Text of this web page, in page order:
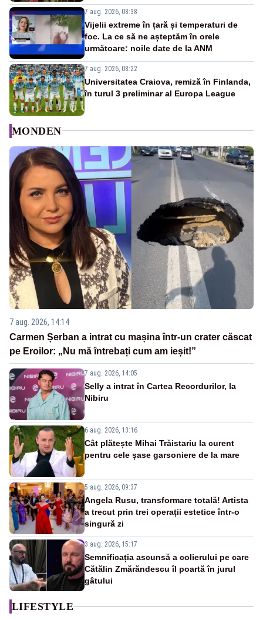
7 aug. 2026, 08:38
Vijelii extreme în țară și temperaturi de
foc. La ce să ne așteptăm în orele
următoare: noile date de la ANM
7 aug. 2026, 08:22
Universitatea Craiova, remiză în Finlanda,
în turul 3 preliminar al Europa League
MONDEN
7 aug. 2026, 14:14
Carmen Șerban a intrat cu mașina într-un crater căscat
pe Eroilor: „Nu mă întrebați cum am ieșit!”
7 aug. 2026, 14:05
Selly a intrat în Cartea Recordurilor, la
Nibiru
6 aug. 2026, 13:16
Cât plătește Mihai Trăistariu la curent
pentru cele șase garsoniere de la mare
5 aug. 2026, 09:37
Angela Rusu, transformare totală! Artista
a trecut prin trei operații estetice într-o
singură zi
3 aug. 2026, 15:17
Semnificația ascunsă a colierului pe care
Cătălin Zmărăndescu îl poartă în jurul
gâtului
LIFESTYLE